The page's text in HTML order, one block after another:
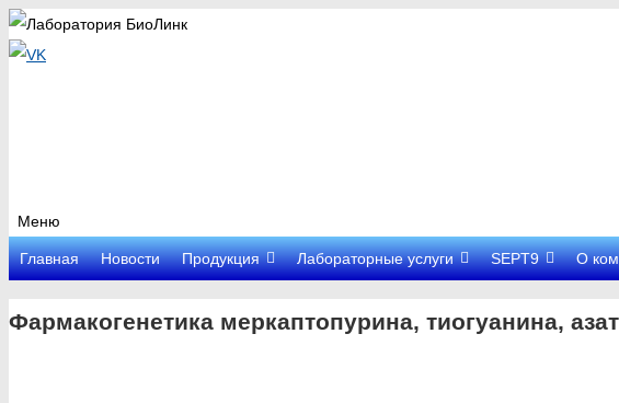
Меню
Перейти
к
содержимому
Главная Новости Продукция Лабораторные услуги SEPT9 О
Фармакогенетика меркаптопурина, тиогуанина,